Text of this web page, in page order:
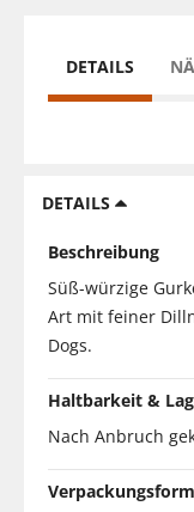
DETAILS
DETAILS
Beschreibung
Süß-würzige
Art mit feiner
Dogs.
Haltbarkeit &
Nach Anbruch
Verpackungsform